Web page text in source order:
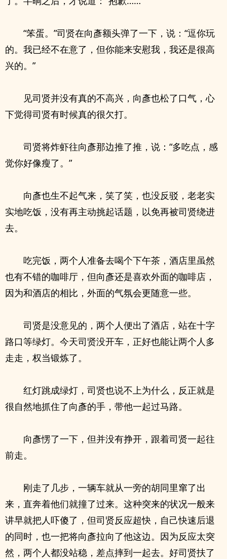
“笨蛋。”司贤在向彥额头弹了一下，说：“逗你玩
的。我已经不在意了，但你能来安慰我，我还是很高
兴的。”
见司贤并没有真的不高兴，向彥也松了口气，心
下觉得司贤有时候真的很欠打。
司贤将炸虾往向彥那边推了推，说：“多吃点，感
觉你好像瘦了。”
向彥也生不起气来，笑了笑，也没反驳，老老实
实地吃饭，没有再主动挑起话题，以免再被司贤绕进
去。
吃完饭，两个人准备去喝个下午茶，酒店里虽然
也有不错的咖啡厅，但向彥还是喜欢外面的咖啡店，
因为和酒店的相比，外面的气氛会更随意一些。
司贤是没意见的，两个人便出了酒店，站在十字
路口等绿灯。今天司贤没开车，正好也能让两个人多
走走，权当锻炼了。
红灯跳成绿灯，司贤也说不上为什么，反正就是
很自然地抓住了向彥的手，带他一起过马路。
向彥愣了一下，但并没有挣开，跟着司贤一起往
前走。
刚走了几步，一辆车就从一旁的胡同里窜了出
来，直奔着他们就撞了过来。这种突来的状况一般来
讲早就把人吓傻了，但司贤反应超快，自己快速后退
的同时，也一把将向彥拉向了他这边。因为反应太突
然，两个人都没站稳，差点摔到一起去。好司贤扶了